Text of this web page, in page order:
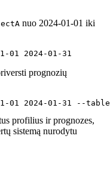
nuo 2024-01-01 iki
01 2024
prognozių
01 2024-01-31 --
profilius ir prognozes,
sistemą nurodytu